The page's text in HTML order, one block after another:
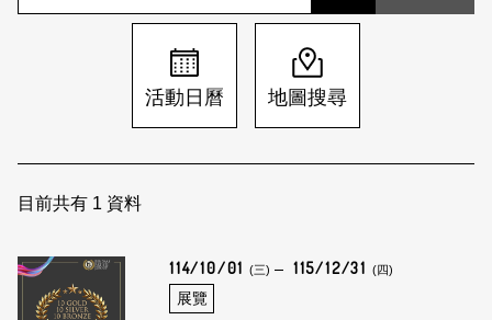
訂閱文化快遞
聯絡我們
活動日曆 地圖搜尋
目前共有 1 資料
114/10/01 (三) 115/12/31 (四)
展覽